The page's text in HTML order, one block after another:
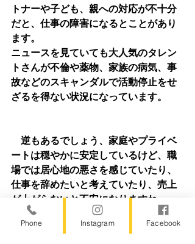
トナーや子ども、親への対応が不十分
だと、仕事の障害になるとことがあり
ます。
ニュースを見ていても大人気のタレン
トさんが不倫や薬物、家族の病気、事
故などのスキャンダルで活動停止をせ
ざるを得ない状況になっています。
逆もあるでしょう、家庭やプライベ
ートは穏やかに安定しているけど、職
場では居心地の悪さを感じていたり、
仕事を辞めたいと考えていたり、売上
が上がらないと不安になりますね。
私も仕事がうまく行かないときに一
Phone Instagram Facebook